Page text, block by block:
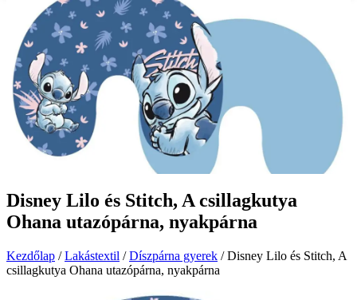
Disney Lilo és Stitch, A csillagkutya
Ohana utazópárna, nyakpárna
Kezdőlap /Lakástextil /Díszpárna gyerek / Disney Lilo és Stitch, A
csillagkutya Ohana utazópárna, nyakpárna